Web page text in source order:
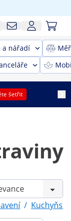
a nářadí
šetřit
/